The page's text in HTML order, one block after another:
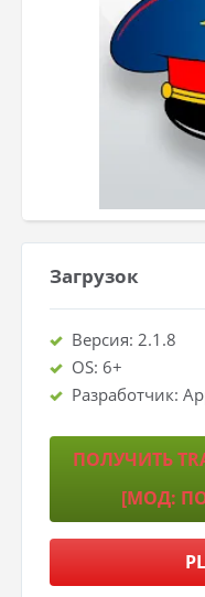
Загрузок
Версия: 2.1.8
OS: 6+
Разработчик:
ПОЛУЧИТЬ
[МОД: